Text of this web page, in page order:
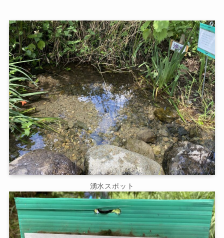
湧水スポット